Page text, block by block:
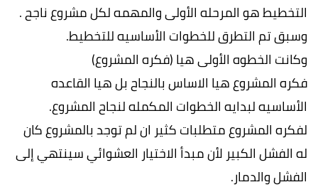
التخطيط هو المرحله الأولى والمهمه لكل مشروع ناجح .
وسبق تم التطرق للخطوات الأساسيه للتخطيط.
وكانت الخطوه الأولى هيا (فكره المشروع)
فكره المشروع هيا الاساس بالنجاح بل هيا القاعده
الأساسيه لبدايه الخطوات المكمله لنجاح المشروع.
لفكره المشروع متطلبات كثير ان لم توجد بالمشروع كان
له الفشل الكبير لأن مبدأ الاختيار العشوائي سينتهي إلى
الفشل والدمار.